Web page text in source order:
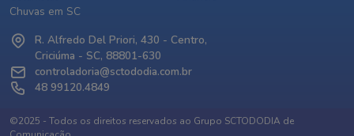
Chuvas em SC
R. Alfredo Del Priori, 430 - Centro,
Criciúma - SC, 88801-630
controladoria@sctododia.com.br
48 99120.4849
©2025 - Todos os direitos reservados ao Grupo SCTODODIA de